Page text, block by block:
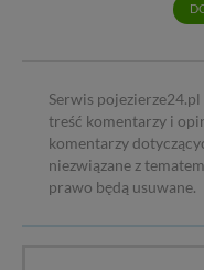
Serwis
treść komentarzy i
komentarzy
niezwiązane z
prawo będą usuwane.